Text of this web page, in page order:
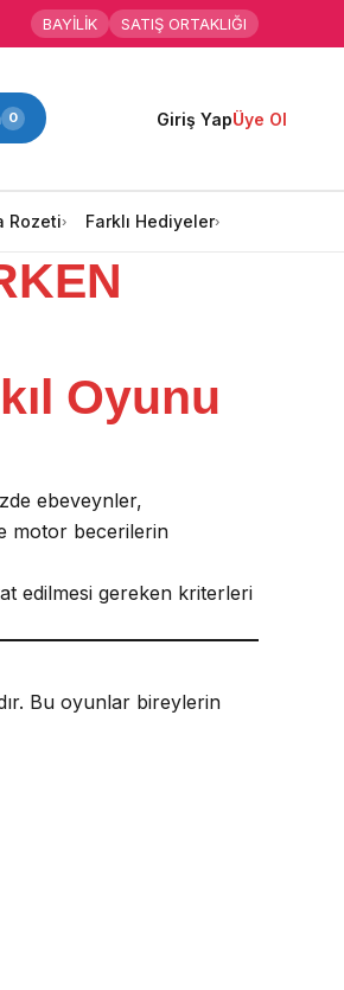
BAYİLİK SATIŞ ORTAKLIĞI
0 Giriş YapÜye Ol
Rozeti Farklı Hediyeler
Oyunu
ebeveynler,
motor becerilerin
edilmesi gereken kriterleri
Bu oyunlar bireylerin